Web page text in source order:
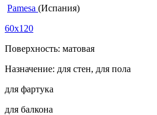
Pamesa (Испания)
60x120
Поверхность: матовая
Назначение: для стен, для пола
для фартука
для балкона